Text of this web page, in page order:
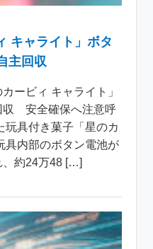
キャライト」ボタ
主回収
ービィ キャライト」
収 安全確保へ注意呼
玩具付き菓子「星のカ
具内部のボタン電池が
、約24万48 […]